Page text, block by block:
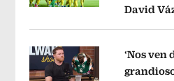
Opens in new windowDavid
tema
‘Nos